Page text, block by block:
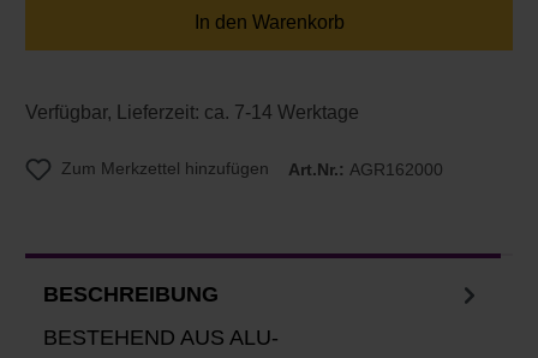
In den Warenkorb
Verfügbar, Lieferzeit: ca. 7-14 Werktage
Zum Merkzettel hinzufügen Art.Nr.: AGR162000
BESCHREIBUNG
BESTEHEND AUS ALU-